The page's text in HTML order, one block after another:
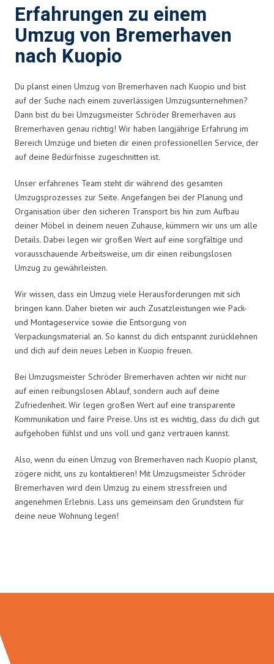
Erfahrungen zu einem
Umzug von Bremerhaven
nach Kuopio
Du planst einen Umzug von Bremerhaven nach Kuopio und bist
auf der Suche nach einem zuverlässigen Umzugsunternehmen?
Dann bist du bei Umzugsmeister Schröder Bremerhaven aus
Bremerhaven genau richtig! Wir haben langjährige Erfahrung im
Bereich Umzüge und bieten dir einen professionellen Service, der
auf deine Bedürfnisse zugeschnitten ist.
Unser erfahrenes Team steht dir während des gesamten
Umzugsprozesses zur Seite. Angefangen bei der Planung und
Organisation über den sicheren Transport bis hin zum Aufbau
deiner Möbel in deinem neuen Zuhause, kümmern wir uns um alle
Details. Dabei legen wir großen Wert auf eine sorgfältige und
vorausschauende Arbeitsweise, um dir einen reibungslosen
Umzug zu gewährleisten.
Wir wissen, dass ein Umzug viele Herausforderungen mit sich
bringen kann. Daher bieten wir auch Zusatzleistungen wie Pack-
und Montageservice sowie die Entsorgung von
Verpackungsmaterial an. So kannst du dich entspannt zurücklehnen
und dich auf dein neues Leben in Kuopio freuen.
Bei Umzugsmeister Schröder Bremerhaven achten wir nicht nur
auf einen reibungslosen Ablauf, sondern auch auf deine
Zufriedenheit. Wir legen großen Wert auf eine transparente
Kommunikation und faire Preise. Uns ist es wichtig, dass du dich gut
aufgehoben fühlst und uns voll und ganz vertrauen kannst.
Also, wenn du einen Umzug von Bremerhaven nach Kuopio planst,
zögere nicht, uns zu kontaktieren! Mit Umzugsmeister Schröder
Bremerhaven wird dein Umzug zu einem stressfreien und
angenehmen Erlebnis. Lass uns gemeinsam den Grundstein für
deine neue Wohnung legen!